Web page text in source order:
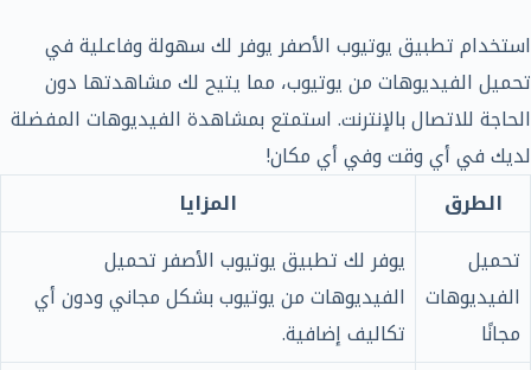
استخدام تطبيق يوتيوب الأصفر يوفر لك سهولة وفاعلية في
تحميل الفيديوهات من يوتيوب، مما يتيح لك مشاهدتها دون
الحاجة للاتصال بالإنترنت. استمتع بمشاهدة الفيديوهات المفضلة
لديك في أي وقت وفي أي مكان!
الطرق
المزايا
تحميل
الفيديوهات
مجانًا
يوفر لك تطبيق يوتيوب الأصفر تحميل
الفيديوهات من يوتيوب بشكل مجاني ودون أي
تكاليف إضافية.